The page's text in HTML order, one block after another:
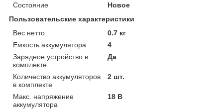
Состояние
Новое
Пользовательские характеристики
Вес нетто
0.7 кг
Емкость аккумулятора
4
Зарядное устройство в
комплекте
Да
Количество аккумуляторов
в комплекте
2 шт.
Макс. напряжение
аккумулятора
18 В